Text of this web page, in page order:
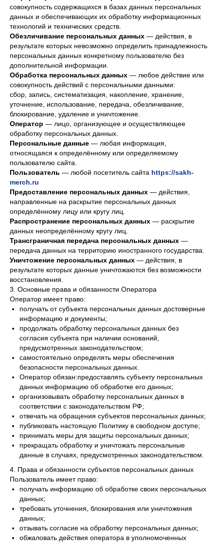
совокупность содержащихся в базах данных персональных
данных и обеспечивающих их обработку информационных
технологий и технических средств.
Обезличивание персональных данных — действия, в
результате которых невозможно определить принадлежность
персональных данных конкретному пользователю без
дополнительной информации.
Обработка персональных данных — любое действие или
совокупность действий с персональными данными:
сбор, запись, систематизация, накопление, хранение,
уточнение, использование, передача, обезличивание,
блокирование, удаление и уничтожение.
Оператор — лицо, организующее и осуществляющее
обработку персональных данных.
Персональные данные — любая информация,
относящаяся к определённому или определяемому
пользователю сайта.
Пользователь — любой посетитель сайта https://sakh-
merch.ru
Предоставление персональных данных — действия,
направленные на раскрытие персональных данных
определённому лицу или кругу лиц.
Распространение персональных данных — раскрытие
данных неопределённому кругу лиц.
Трансграничная передача персональных данных —
передача данных на территорию иностранного государства.
Уничтожение персональных данных — действия, в
результате которых данные уничтожаются без возможности
восстановления.
3. Основные права и обязанности Оператора
Оператор имеет право:
получать от субъекта персональных данных достоверные
информацию и документы;
продолжать обработку персональных данных без
согласия субъекта при наличии оснований,
предусмотренных законодательством;
самостоятельно определять меры обеспечения
безопасности персональных данных.
Оператор обязан:предоставлять субъекту персональных
данных информацию об обработке его данных;
организовывать обработку персональных данных в
соответствии с законодательством РФ;
отвечать на обращения субъектов персональных данных;
публиковать настоящую Политику в свободном доступе;
принимать меры для защиты персональных данных;
прекращать обработку и уничтожать персональные
данные в случаях, предусмотренных законодательством.
4. Права и обязанности субъектов персональных данных
Пользователь имеет право:
получать информацию об обработке своих персональных
данных;
требовать уточнения, блокирования или уничтожения
данных;
отзывать согласие на обработку персональных данных;
обжаловать действия оператора в уполномоченных